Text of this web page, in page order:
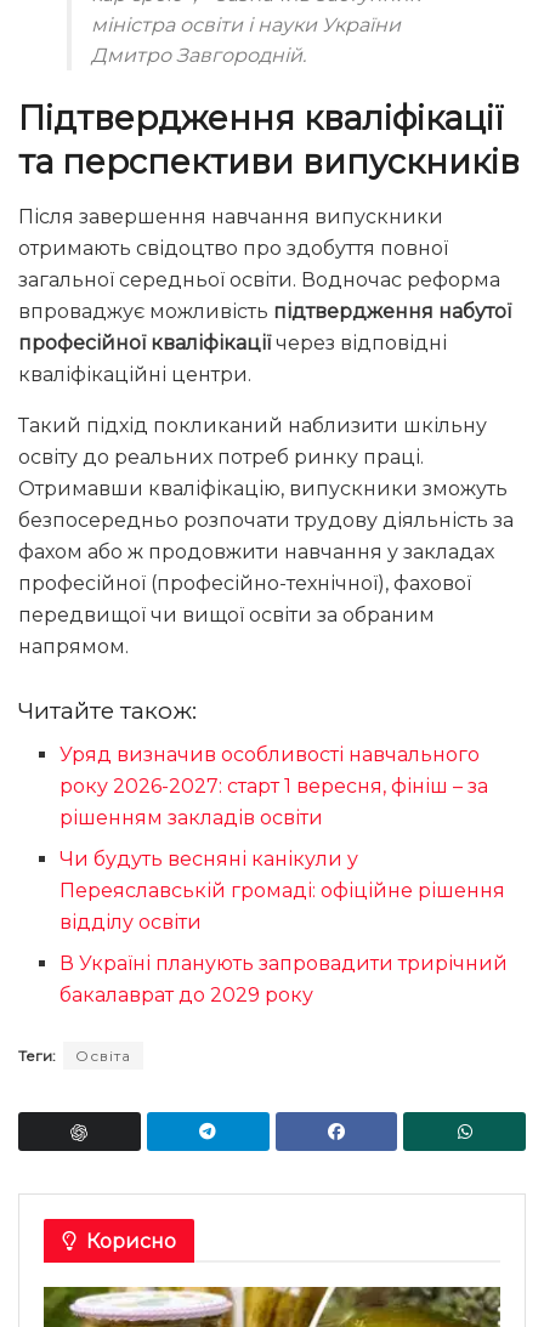
міністра освіти і науки України
Дмитро Завгородній.
Підтвердження кваліфікації
та перспективи випускників
Після завершення навчання випускники
отримають свідоцтво про здобуття повної
загальної середньої освіти. Водночас реформа
впроваджує можливість підтвердження набутої
професійної кваліфікаціїчерез відповідні
кваліфікаційні центри.
Такий підхід покликаний наблизити шкільну
освіту до реальних потреб ринку праці.
Отримавши кваліфікацію, випускники зможуть
безпосередньо розпочати трудову діяльність за
фахом або ж продовжити навчання у закладах
професійної (професійно-технічної), фахової
передвищої чи вищої освіти за обраним
напрямом.
Читайте також:
Уряд визначив особливості навчального
року 2026-2027: старт 1 вересня, фініш – за
рішенням закладів освіти
Чи будуть весняні канікули у
Переяславській громаді: офіційне рішення
відділу освіти
В Україні планують запровадити трирічний
бакалаврат до 2029 року
Теги: Освіта
Корисно